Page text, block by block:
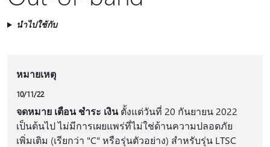
นำไปใช้กับ
หมายเหตุ
10/11/22
จดหมาย เตือน ชำระ เงินตั้งแต่วันที่ 20 กันยายน 2022
เป็นต้นไป ไม่มีการเผยแพร่ที่ไม่ใช่ด้านความปลอดภัย
เพิ่มเติม (เรียกว่า "C" หรือรุ่นตัวอย่าง) สําหรับรุ่น LTSC